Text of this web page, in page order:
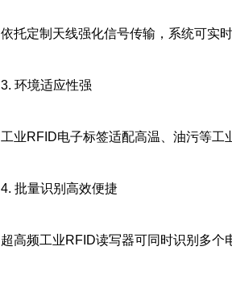
依托定制天线强化信号传输，系统可实
3. 环境适应性强
工业RFID电子标签适配高温、油污等工
4. 批量识别高效便捷
超高频工业RFID读写器可同时识别多个